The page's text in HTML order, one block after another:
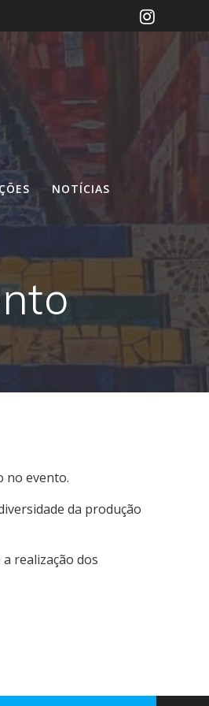
NOTÍCIAS
no evento.
da produção
realização dos